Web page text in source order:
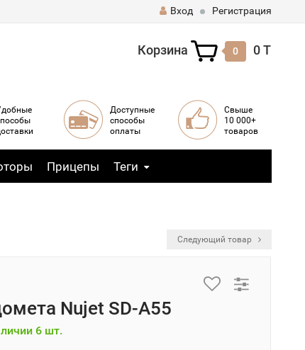
Вход Регистрация
Корзина 0 0 T
Доступные
способы
оплаты
Свыше
10 000+
товаров
Прицепы Теги
Следующий товар
Nujet SD-A55
6 шт.